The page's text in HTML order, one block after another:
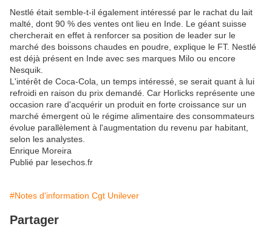
Nestlé était semble-t-il également intéressé par le rachat du lait
malté, dont 90 % des ventes ont lieu en Inde. Le géant suisse
chercherait en effet à renforcer sa position de leader sur le
marché des boissons chaudes en poudre, explique le FT. Nestlé
est déjà présent en Inde avec ses marques Milo ou encore
Nesquik.
L'intérêt de Coca-Cola, un temps intéressé, se serait quant à lui
refroidi en raison du prix demandé. Car Horlicks représente une
occasion rare d'acquérir un produit en forte croissance sur un
marché émergent où le régime alimentaire des consommateurs
évolue parallèlement à l'augmentation du revenu par habitant,
selon les analystes.
Enrique Moreira
Publié par lesechos.fr
#Notes d'information Cgt Unilever
Partager